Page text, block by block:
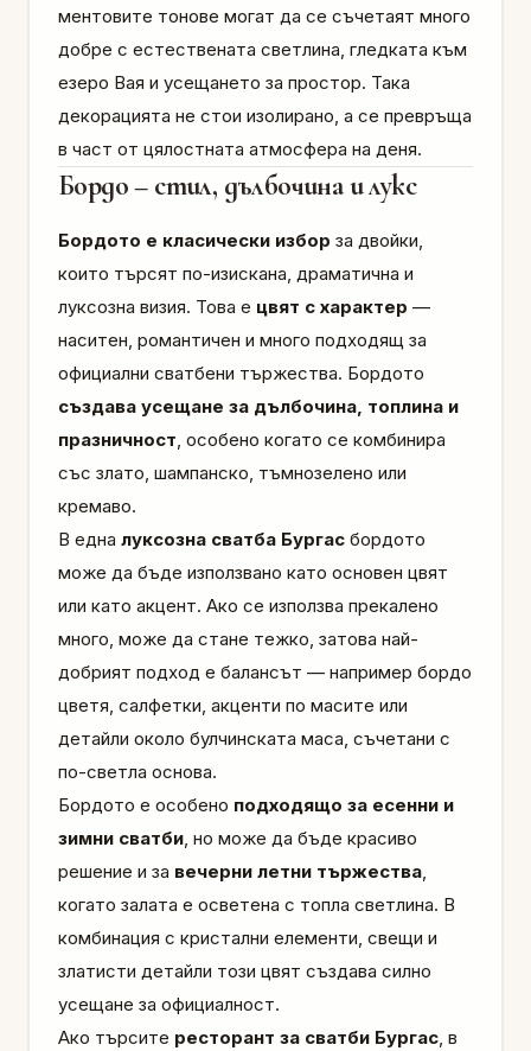
ментовите тонове могат да се съчетаят много
добре с естествената светлина, гледката към
езеро Вая и усещането за простор. Така
декорацията не стои изолирано, а се превръща
в част от цялостната атмосфера на деня.
Бордо – стил, дълбочина и лукс
Бордото е класически избор за двойки,
които търсят по-изискана, драматична и
луксозна визия. Това е цвят с характер —
наситен, романтичен и много подходящ за
официални сватбени тържества. Бордото
създава усещане за дълбочина, топлина и
празничност, особено когато се комбинира
със злато, шампанско, тъмнозелено или
кремаво.
В една луксозна сватба Бургас бордото
може да бъде използвано като основен цвят
или като акцент. Ако се използва прекалено
много, може да стане тежко, затова най-
добрият подход е балансът — например бордо
цветя, салфетки, акценти по масите или
детайли около булчинската маса, съчетани с
по-светла основа.
Бордото е особено подходящо за есенни и
зимни сватби, но може да бъде красиво
решение и за вечерни летни тържества,
когато залата е осветена с топла светлина. В
комбинация с кристални елементи, свещи и
златисти детайли този цвят създава силно
усещане за официалност.
Ако търсите ресторант за сватби Бургас, в